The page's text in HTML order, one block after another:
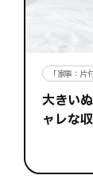
「家事：
大きい
ャレな